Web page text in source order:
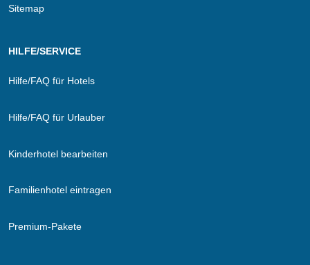
Sitemap
HILFE/SERVICE
Hilfe/FAQ für Hotels
Hilfe/FAQ für Urlauber
Kinderhotel bearbeiten
Familienhotel eintragen
Premium-Pakete